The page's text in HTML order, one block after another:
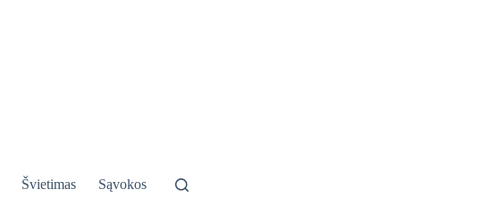
Švietimas Sąvokos